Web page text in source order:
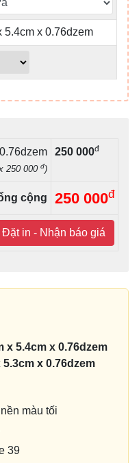
5.4cm x 0.76dzem
250 000 đ)
250 000đ
cộng 250 000đ
Đặt in - Nhận báo giá
x 5.4cm x 0.76dzem
5.3cm x 0.76dzem
màu tối
39